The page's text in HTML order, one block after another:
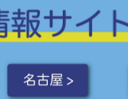
名古屋 >